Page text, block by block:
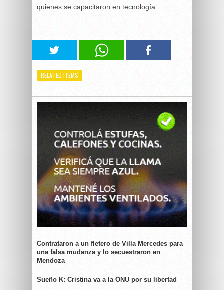
quienes se capacitaron en tecnología.
RELATED ITEMS
Contrataron a un fletero de Villa Mercedes para
una falsa mudanza y lo secuestraron en
Mendoza
Sueño K: Cristina va a la ONU por su libertad